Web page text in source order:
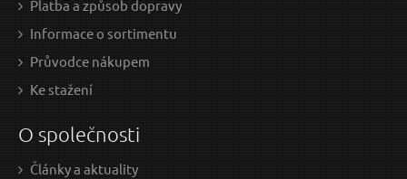
Platba a způsob dopravy
Informace o sortimentu
Průvodce nákupem
Ke stažení
O společnosti
Články a aktuality